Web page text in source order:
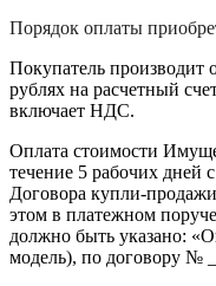
Порядок оплаты
Покупатель производит
рублях на расчетный
включает НДС.
Оплата стоимости
течение 5 рабочих дней
Договора купли-
этом в платежном
должно быть указано:
модель), по договору №